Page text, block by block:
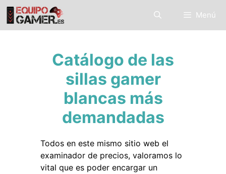
Saltar
contenido
Menú
Catálogo de las
sillas gamer
blancas más
demandadas
Todos en este mismo sitio web el
examinador de precios, valoramos lo
vital que es poder encargar un